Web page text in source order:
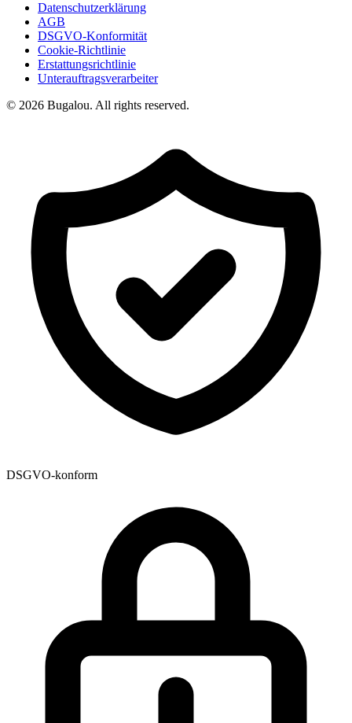
Datenschutzerklärung
AGB
DSGVO-Konformität
Cookie-Richtlinie
Erstattungsrichtlinie
Unterauftragsverarbeiter
© 2026 Bugalou. All rights reserved.
DSGVO-konform